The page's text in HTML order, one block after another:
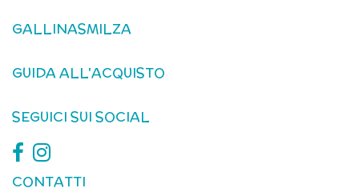
GALLINASMILZA
GUIDA ALL'ACQUISTO
SEGUICI SUI SOCIAL
CONTATTI